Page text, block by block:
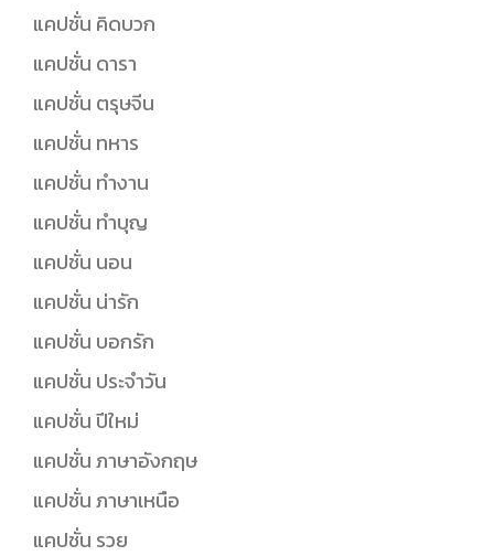
แคปชั่น คิดบวก
แคปชั่น ดารา
แคปชั่น ตรุษจีน
แคปชั่น ทหาร
แคปชั่น ทำงาน
แคปชั่น ทำบุญ
แคปชั่น นอน
แคปชั่น น่ารัก
แคปชั่น บอกรัก
แคปชั่น ประจำวัน
แคปชั่น ปีใหม่
แคปชั่น ภาษาอังกฤษ
แคปชั่น ภาษาเหนือ
แคปชั่น รวย